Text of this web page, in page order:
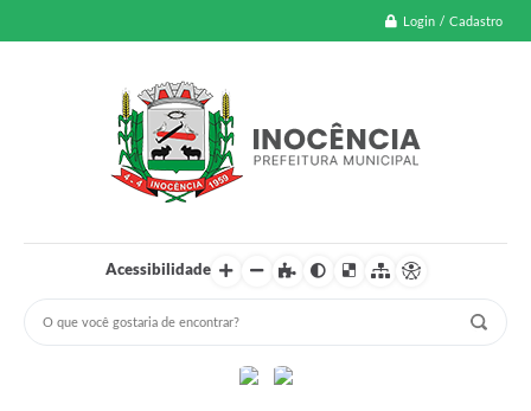
Login / Cadastro
Acessibilidade